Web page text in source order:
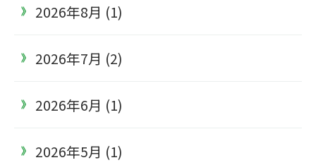
2026年8月 (1)
2026年7月 (2)
2026年6月 (1)
2026年5月 (1)